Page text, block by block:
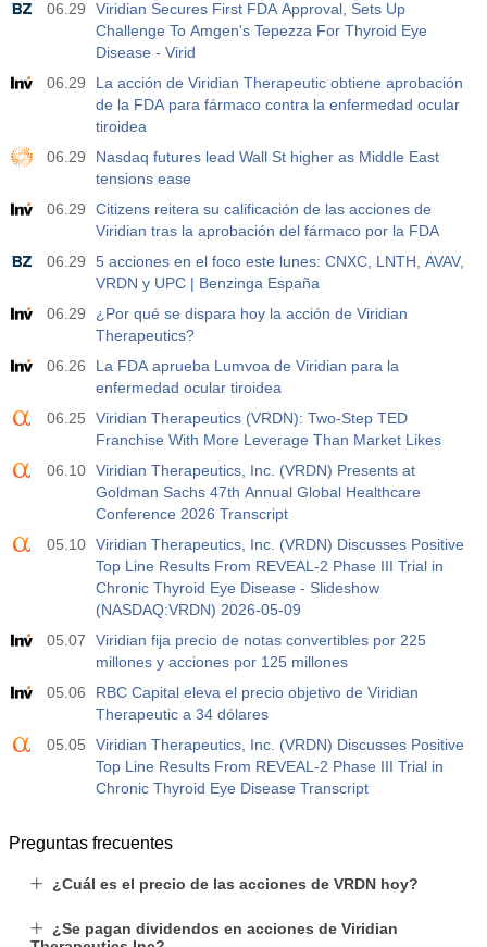
06.29
Viridian Secures First FDA Approval, Sets Up
Challenge To Amgen's Tepezza For Thyroid Eye
Disease - Virid
06.29
La acción de Viridian Therapeutic obtiene aprobación
de la FDA para fármaco contra la enfermedad ocular
tiroidea
06.29
Nasdaq futures lead Wall St higher as Middle East
tensions ease
06.29
Citizens reitera su calificación de las acciones de
Viridian tras la aprobación del fármaco por la FDA
06.29
5 acciones en el foco este lunes: CNXC, LNTH, AVAV,
VRDN y UPC | Benzinga España
06.29
¿Por qué se dispara hoy la acción de Viridian
Therapeutics?
06.26
La FDA aprueba Lumvoa de Viridian para la
enfermedad ocular tiroidea
06.25
Viridian Therapeutics (VRDN): Two-Step TED
Franchise With More Leverage Than Market Likes
06.10 Viridian Therapeutics, Inc. (VRDN) Presents at
Goldman Sachs 47th Annual Global Healthcare
Conference 2026 Transcript
05.10 Viridian Therapeutics, Inc. (VRDN) Discusses Positive
Top Line Results From REVEAL-2 Phase III Trial in
Chronic Thyroid Eye Disease - Slideshow
(NASDAQ:VRDN) 2026-05-09
05.07
Viridian fija precio de notas convertibles por 225
millones y acciones por 125 millones
05.06
RBC Capital eleva el precio objetivo de Viridian
Therapeutic a 34 dólares
05.05
Viridian Therapeutics, Inc. (VRDN) Discusses Positive
Top Line Results From REVEAL-2 Phase III Trial in
Chronic Thyroid Eye Disease Transcript
Preguntas frecuentes
¿Cuál es el precio de las acciones de VRDN hoy?
¿Se pagan dividendos en acciones de Viridian